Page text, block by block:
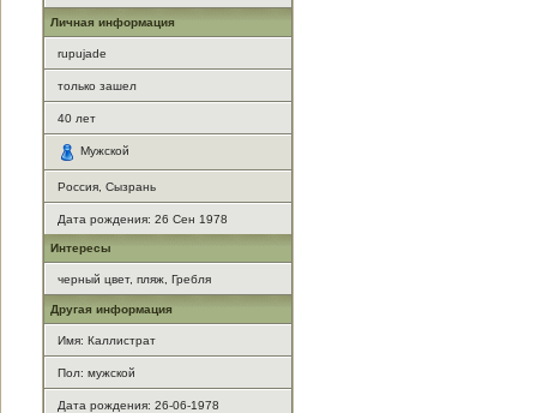
Личная информация
rupujade
только зашел
40 лет
Мужской
Россия, Сызрань
Дата рождения: 26 Сен 1978
Интересы
черный цвет, пляж, Гребля
Другая информация
Имя: Каллистрат
Пол: мужской
Дата рождения: 26-06-1978